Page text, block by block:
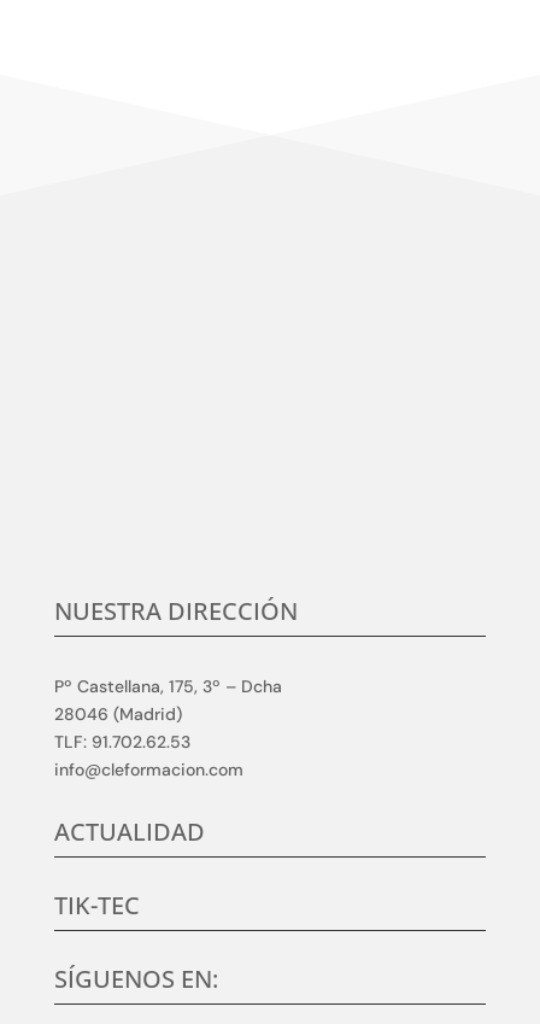
NUESTRA DIRECCIÓN
Pº Castellana, 175, 3º – Dcha
28046 (Madrid)
TLF: 91.702.62.53
info@cleformacion.com
ACTUALIDAD
TIK-TEC
SÍGUENOS EN: